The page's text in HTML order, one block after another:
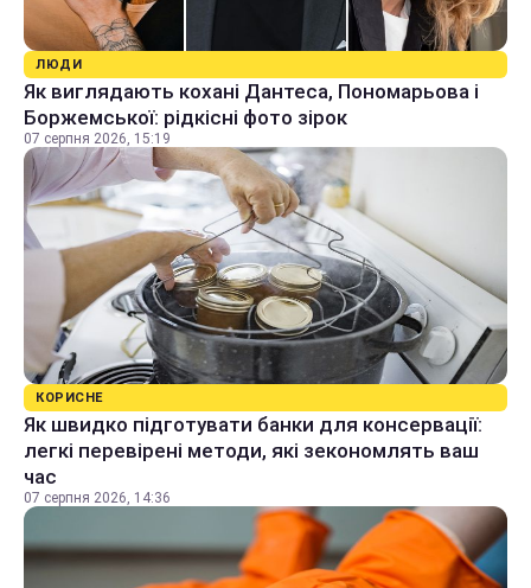
ЛЮДИ
Як виглядають кохані Дантеса, Пономарьова і
Боржемської: рідкісні фото зірок
07 серпня 2026, 15:19
КОРИСНЕ
Як швидко підготувати банки для консервації:
легкі перевірені методи, які зекономлять ваш
час
07 серпня 2026, 14:36